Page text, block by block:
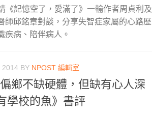
《記憶空了，愛滿了》一輸作者周貞利及
師邱銘章對談，分享失智症家屬的心路歷
疾病、陪伴病人。
2014 BY NPOST 編輯室
鄉不缺硬體，但缺有心人深
學校的魚》書評